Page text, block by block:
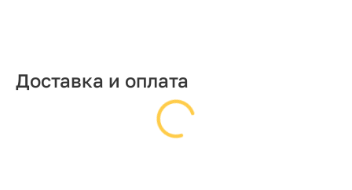
Доставка и оплата